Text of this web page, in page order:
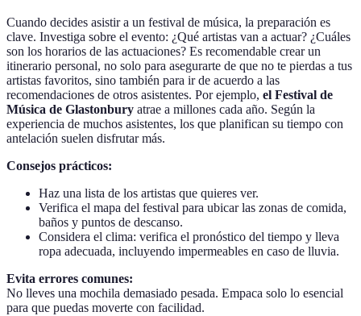
Cuando decides asistir a un festival de música, la preparación es
clave. Investiga sobre el evento: ¿Qué artistas van a actuar? ¿Cuáles
son los horarios de las actuaciones? Es recomendable crear un
itinerario personal, no solo para asegurarte de que no te pierdas a tus
artistas favoritos, sino también para ir de acuerdo a las
recomendaciones de otros asistentes. Por ejemplo, el Festival de
Música de Glastonbury atrae a millones cada año. Según la
experiencia de muchos asistentes, los que planifican su tiempo con
antelación suelen disfrutar más.
Consejos prácticos:
Haz una lista de los artistas que quieres ver.
Verifica el mapa del festival para ubicar las zonas de comida,
baños y puntos de descanso.
Considera el clima: verifica el pronóstico del tiempo y lleva
ropa adecuada, incluyendo impermeables en caso de lluvia.
Evita errores comunes:
No lleves una mochila demasiado pesada. Empaca solo lo esencial
para que puedas moverte con facilidad.